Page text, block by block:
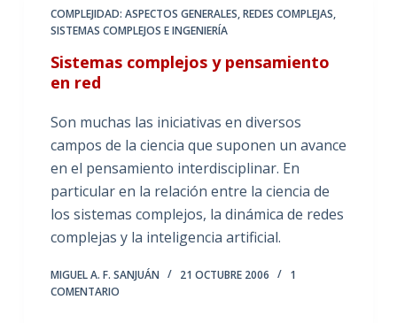
COMPLEJIDAD: ASPECTOS GENERALES,REDES COMPLEJAS,
SISTEMAS COMPLEJOS E INGENIERÍA
Sistemas complejos y pensamiento
en red
Son muchas las iniciativas en diversos
campos de la ciencia que suponen un avance
en el pensamiento interdisciplinar. En
particular en la relación entre la ciencia de
los sistemas complejos, la dinámica de redes
complejas y la inteligencia artificial.
MIGUEL A. F. SANJUÁN 21 OCTUBRE 2006
1
COMENTARIO